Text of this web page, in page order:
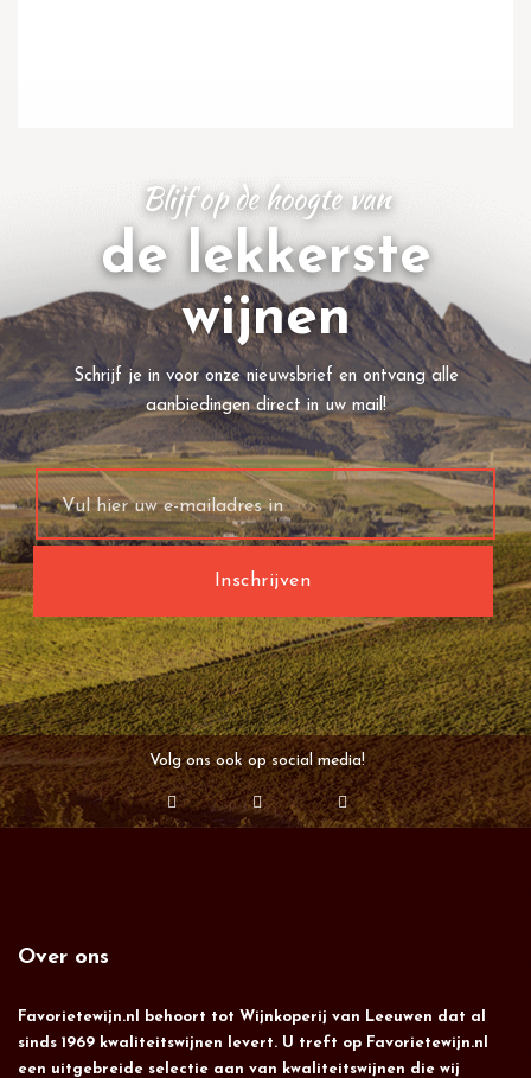
Blijf op de hoogte van
de lekkerste
wijnen
Schrijf je in voor onze nieuwsbrief en ontvang alle
aanbiedingen direct in uw mail!
Volg ons ook op social media!
Over ons
Favorietewijn.nl behoort tot Wijnkoperij van Leeuwen dat al
sinds 1969 kwaliteitswijnen levert. U treft op Favorietewijn.nl
een uitgebreide selectie aan van kwaliteitswijnen die wij